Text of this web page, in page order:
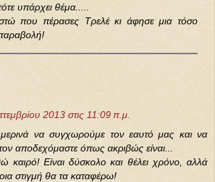
υπάρχει θέμα.....
που πέρασες Τρελέ κι άφησε μια τόσο
2013 στις 11:09 π.μ.
να συγχωρούμε τον εαυτό μας και να
αποδεχόμαστε όπως ακριβώς είναι...
καιρό! Είναι δύσκολο και θέλει χρόνο, αλλά
στιγμή θα τα καταφέρω!